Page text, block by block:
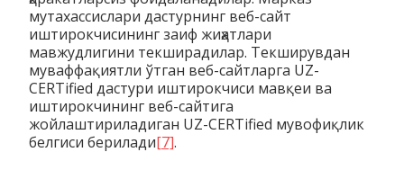
мутахассислари дастурнинг веб-сайт
иштирокчисининг заиф жиҳатлари
мавжудлигини текширадилар. Текширувдан
муваффақиятли ўтган веб-сайтларга UZ-
CERTified дастури иштирокчиси мавқеи ва
иштирокчининг веб-сайтига
жойлаштириладиган UZ-CERTified мувофиқлик
белгиси берилади[7].